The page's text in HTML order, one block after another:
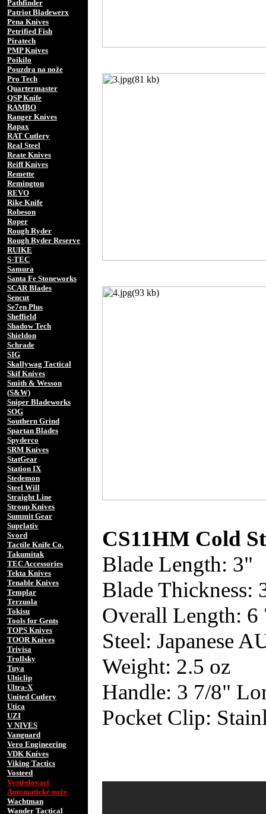
Pathfinder
Patriot Bladewerx
Pena Knives
Petrified Fish
Piratech
PMP Knives
Poikilo
Pouzdra na nože
Pro Tech
Quartermaster
QSP Knife
RAMBO
Ranger Knives
Rapax
RAT Cutlery
Real Steel
Reate Knives
Reiff Knives
Remette
Remington
REVO
Rike Knife
Robeson
Roper
Rough Ryder
Rough Ryder Reserve
RUIKE
S-TEC
Samura
Santa Fe Stoneworks
SCAR Blades
Sencut
Se7en Plus
Sheffield
Shadow Tech
Shieldon
Schrade
SIG
Skallywag Tactical
Skif Knives
Smith & Wesson
(S&W)
Sniper Bladeworks
SOG
Southern Grind
Spartan Blades
Spyderco
SRM Knives
StatGear
Station IX
Stedemon
Steel Will
Straight Line
Stroup Knives
Summit Gear
Suprlativ
Svord
Tactile Knife Co.
Takumitak
TEC Accessories
Tekta Knives
Tenable Knives
Templar
Terzuola
Tokisu
Tools for Gents
TOPS Knives
TOOR Knives
Trivisa
Trollsky
Tuya
Ulticlip
Ultra-X
United Cutlery
Utica
UZI
V NIVES
Vanguard
Vero Engineering
VDK Knives
Viking Tactics
Vosteed
Vystřelovací
Automatické nože
Wachtman
Wander Tactical
CS11HM Cold
Blade Length: 3"
Blade Thickness:
Overall Length: 6
Steel: Japanese
Weight: 2.5 oz
Handle: 3 7/8"
Pocket Clip: